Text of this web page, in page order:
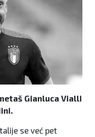
Gianluca Vialli
se već pet